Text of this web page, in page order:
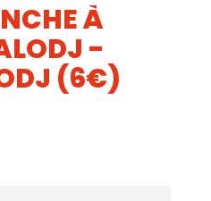
À
-
(6€)